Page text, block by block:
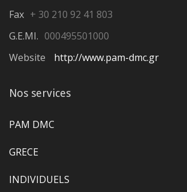
Fax + 30 210 92 41 803
G.E.MI. 000495501000
Website
http://www.pam-dmc.gr
Nos services
PAM DMC
GRECE
INDIVIDUELS